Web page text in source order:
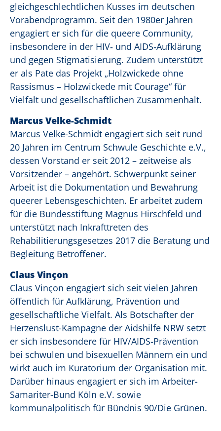
gleichgeschlechtlichen Kusses im deutschen
Vorabendprogramm. Seit den 1980er Jahren
engagiert er sich für die queere Community,
insbesondere in der HIV‑ und AIDS‑Aufklärung
und gegen Stigmatisierung. Zudem unterstützt
er als Pate das Projekt „Holzwickede ohne
Rassismus – Holzwickede mit Courage“ für
Vielfalt und gesellschaftlichen Zusammenhalt.
Marcus Velke-Schmidt
Marcus Velke-Schmidt engagiert sich seit rund
20 Jahren im Centrum Schwule Geschichte e.V.,
dessen Vorstand er seit 2012 – zeitweise als
Vorsitzender – angehört. Schwerpunkt seiner
Arbeit ist die Dokumentation und Bewahrung
queerer Lebensgeschichten. Er arbeitet zudem
für die Bundesstiftung Magnus Hirschfeld und
unterstützt nach Inkrafttreten des
Rehabilitierungsgesetzes 2017 die Beratung und
Begleitung Betroffener.
Claus Vinçon
Claus Vinçon engagiert sich seit vielen Jahren
öffentlich für Aufklärung, Prävention und
gesellschaftliche Vielfalt. Als Botschafter der
Herzenslust-Kampagne der Aidshilfe NRW setzt
er sich insbesondere für HIV/AIDS-Prävention
bei schwulen und bisexuellen Männern ein und
wirkt auch im Kuratorium der Organisation mit.
Darüber hinaus engagiert er sich im Arbeiter-
Samariter-Bund Köln e.V. sowie
kommunalpolitisch für Bündnis 90/Die Grünen.